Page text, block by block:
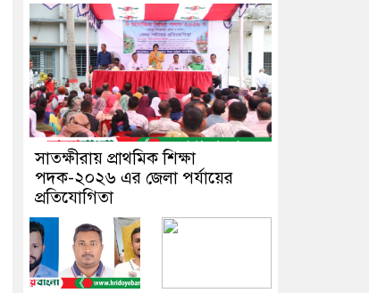
সাতক্ষীরায় প্রাথমিক শিক্ষা
পদক-২০২৬ এর জেলা পর্যায়ের
প্রতিযোগিতা